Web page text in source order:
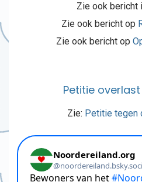
Zie ook bericht
Zie ook bericht op
Zie ook bericht op
Petitie
Zie: Petitie tegen